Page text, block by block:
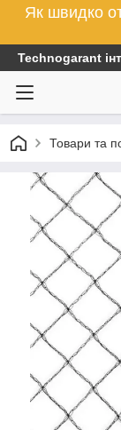
Як швидко
Technogarant
Товари та